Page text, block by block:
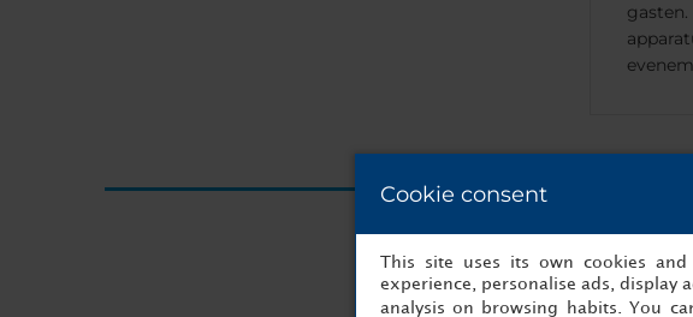
Cookie consent
This site uses its own cookies
experience, personalise ads, display
analysis on browsing habits. You